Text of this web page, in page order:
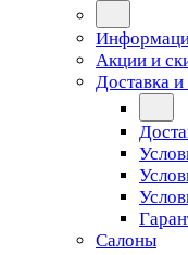
Акции и
Доставка и
Салоны